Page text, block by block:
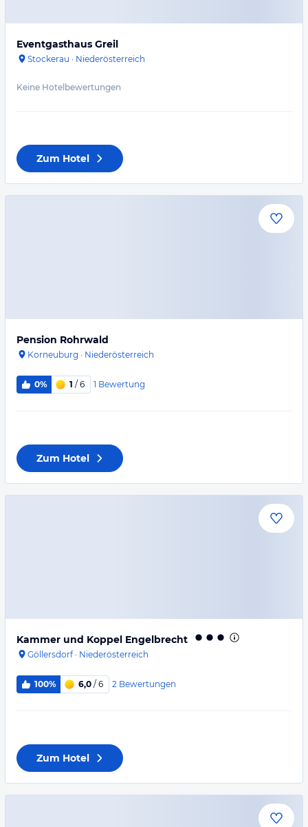
Eventgasthaus Greil
Stockerau · Niederösterreich
Keine Hotelbewertungen
Zum Hotel
Pension Rohrwald
Korneuburg · Niederösterreich
0% 1 / 6 1 Bewertung
Zum Hotel
Kammer und Koppel Engelbrecht
Göllersdorf· Niederösterreich
100% 6,0 / 6 2 Bewertungen
Zum Hotel